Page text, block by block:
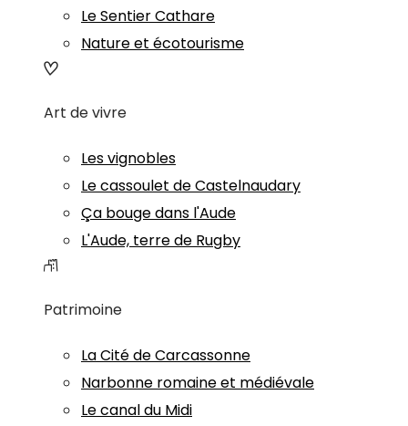
Le Sentier Cathare
Nature et écotourisme
Art de vivre
Les vignobles
Le cassoulet de Castelnaudary
Ça bouge dans l'Aude
L'Aude, terre de Rugby
Patrimoine
La Cité de Carcassonne
Narbonne romaine et médiévale
Le canal du Midi